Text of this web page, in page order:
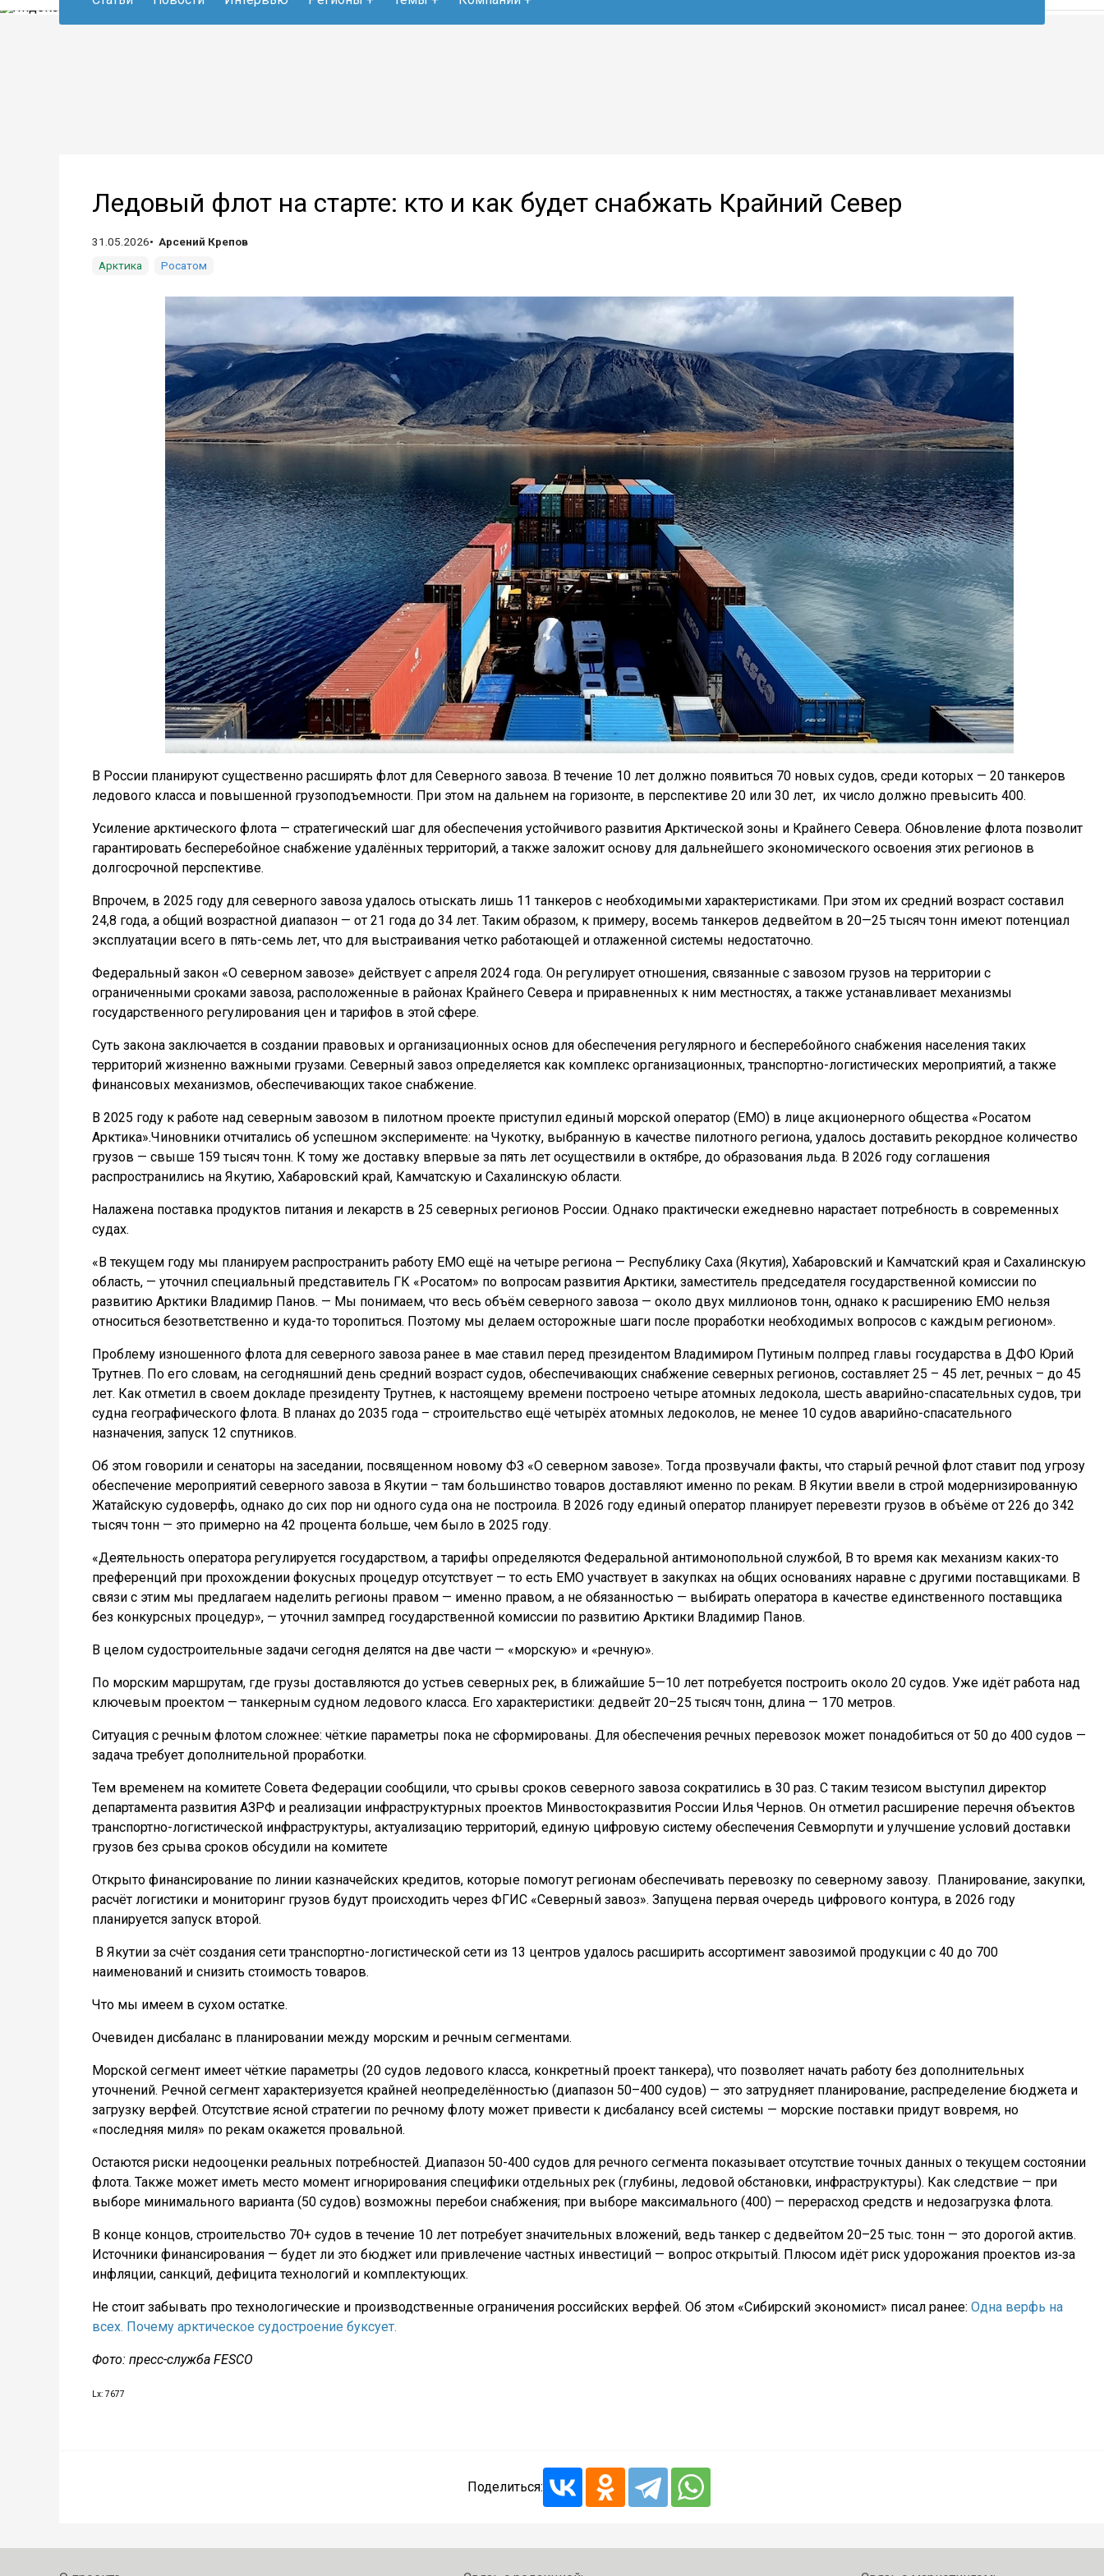
Ледовый флот на старте: кто и как будет снабжать Крайний Север
31.05.2026
Арсений Крепов
Арктика
Росатом
В России планируют существенно расширять флот для Северного завоза. В течение 10 лет должно появиться 70 новых судов, среди которых — 20 танкеров
ледового класса и повышенной грузоподъемности. При этом на дальнем на горизонте, в перспективе 20 или 30 лет, их число должно превысить 400.
Усиление арктического флота — стратегический шаг для обеспечения устойчивого развития Арктической зоны и Крайнего Севера. Обновление флота позволит
гарантировать бесперебойное снабжение удалённых территорий, а также заложит основу для дальнейшего экономического освоения этих регионов в
долгосрочной перспективе.
Впрочем, в 2025 году для северного завоза удалось отыскать лишь 11 танкеров с необходимыми характеристиками. При этом их средний возраст составил
24,8 года, а общий возрастной диапазон — от 21 года до 34 лет. Таким образом, к примеру, восемь танкеров дедвейтом в 20—25 тысяч тонн имеют потенциал
эксплуатации всего в пять-семь лет, что для выстраивания четко работающей и отлаженной системы недостаточно.
Федеральный закон «О северном завозе» действует с апреля 2024 года. Он регулирует отношения, связанные с завозом грузов на территории с
ограниченными сроками завоза, расположенные в районах Крайнего Севера и приравненных к ним местностях, а также устанавливает механизмы
государственного регулирования цен и тарифов в этой сфере.
Суть закона заключается в создании правовых и организационных основ для обеспечения регулярного и бесперебойного снабжения населения таких
территорий жизненно важными грузами. Северный завоз определяется как комплекс организационных, транспортно-логистических мероприятий, а также
финансовых механизмов, обеспечивающих такое снабжение.
В 2025 году к работе над северным завозом в пилотном проекте приступил единый морской оператор (ЕМО) в лице акционерного общества «Росатом
Арктика».Чиновники отчитались об успешном эксперименте: на Чукотку, выбранную в качестве пилотного региона, удалось доставить рекордное количество
грузов — свыше 159 тысяч тонн. К тому же доставку впервые за пять лет осуществили в октябре, до образования льда. В 2026 году соглашения
распространились на Якутию, Хабаровский край, Камчатскую и Сахалинскую области.
Налажена поставка продуктов питания и лекарств в 25 северных регионов России. Однако практически ежедневно нарастает потребность в современных
судах.
«В текущем году мы планируем распространить работу ЕМО ещё на четыре региона — Республику Саха (Якутия), Хабаровский и Камчатский края и Сахалинскую
область, — уточнил специальный представитель ГК «Росатом» по вопросам развития Арктики, заместитель председателя государственной комиссии по
развитию Арктики Владимир Панов. — Мы понимаем, что весь объём северного завоза — около двух миллионов тонн, однако к расширению ЕМО нельзя
относиться безответственно и куда-то торопиться. Поэтому мы делаем осторожные шаги после проработки необходимых вопросов с каждым регионом».
Проблему изношенного флота для северного завоза ранее в мае ставил перед президентом Владимиром Путиным полпред главы государства в ДФО Юрий
Трутнев. По его словам, на сегодняшний день средний возраст судов, обеспечивающих снабжение северных регионов, составляет 25 – 45 лет, речных – до 45
лет. Как отметил в своем докладе президенту Трутнев, к настоящему времени построено четыре атомных ледокола, шесть аварийно-спасательных судов, три
судна географического флота. В планах до 2035 года – строительство ещё четырёх атомных ледоколов, не менее 10 судов аварийно-спасательного
назначения, запуск 12 спутников.
Об этом говорили и сенаторы на заседании, посвященном новому ФЗ «О северном завозе». Тогда прозвучали факты, что старый речной флот ставит под угрозу
обеспечение мероприятий северного завоза в Якутии – там большинство товаров доставляют именно по рекам. В Якутии ввели в строй модернизированную
Жатайскую судоверфь, однако до сих пор ни одного суда она не построила. В 2026 году единый оператор планирует перевезти грузов в объёме от 226 до 342
тысяч тонн — это примерно на 42 процента больше, чем было в 2025 году.
«Деятельность оператора регулируется государством, а тарифы определяются Федеральной антимонопольной службой, В то время как механизм каких-то
преференций при прохождении фокусных процедур отсутствует — то есть ЕМО участвует в закупках на общих основаниях наравне с другими поставщиками. В
связи с этим мы предлагаем наделить регионы правом — именно правом, а не обязанностью — выбирать оператора в качестве единственного поставщика
без конкурсных процедур», — уточнил зампред государственной комиссии по развитию Арктики Владимир Панов.
В целом судостроительные задачи сегодня делятся на две части — «морскую» и «речную».
По морским маршрутам, где грузы доставляются до устьев северных рек, в ближайшие 5—10 лет потребуется построить около 20 судов. Уже идёт работа над
ключевым проектом — танкерным судном ледового класса. Его характеристики: дедвейт 20–25 тысяч тонн, длина — 170 метров.
Ситуация с речным флотом сложнее: чёткие параметры пока не сформированы. Для обеспечения речных перевозок может понадобиться от 50 до 400 судов —
задача требует дополнительной проработки.
Тем временем на комитете Совета Федерации сообщили, что срывы сроков северного завоза сократились в 30 раз. С таким тезисом выступил директор
департамента развития АЗРФ и реализации инфраструктурных проектов Минвостокразвития России Илья Чернов. Он отметил расширение перечня объектов
транспортно-логистической инфраструктуры, актуализацию территорий, единую цифровую систему обеспечения Севморпути и улучшение условий доставки
грузов без срыва сроков обсудили на комитете
Открыто финансирование по линии казначейских кредитов, которые помогут регионам обеспечивать перевозку по северному завозу. Планирование, закупки,
расчёт логистики и мониторинг грузов будут происходить через ФГИС «Северный завоз». Запущена первая очередь цифрового контура, в 2026 году
планируется запуск второй.
В Якутии за счёт создания сети транспортно-логистической сети из 13 центров удалось расширить ассортимент завозимой продукции с 40 до 700
наименований и снизить стоимость товаров.
Что мы имеем в сухом остатке.
Очевиден дисбаланс в планировании между морским и речным сегментами.
Морской сегмент имеет чёткие параметры (20 судов ледового класса, конкретный проект танкера), что позволяет начать работу без дополнительных
уточнений. Речной сегмент характеризуется крайней неопределённостью (диапазон 50–400 судов) — это затрудняет планирование, распределение бюджета и
загрузку верфей. Отсутствие ясной стратегии по речному флоту может привести к дисбалансу всей системы — морские поставки придут вовремя, но
«последняя миля» по рекам окажется провальной.
Остаются риски недооценки реальных потребностей. Диапазон 50-400 судов для речного сегмента показывает отсутствие точных данных о текущем состоянии
флота. Также может иметь место момент игнорирования специфики отдельных рек (глубины, ледовой обстановки, инфраструктуры). Как следствие — при
выборе минимального варианта (50 судов) возможны перебои снабжения; при выборе максимального (400) — перерасход средств и недозагрузка флота.
В конце концов, строительство 70+ судов в течение 10 лет потребует значительных вложений, ведь танкер с дедвейтом 20–25 тыс. тонн — это дорогой актив.
Источники финансирования — будет ли это бюджет или привлечение частных инвестиций — вопрос открытый. Плюсом идёт риск удорожания проектов из‑за
инфляции, санкций, дефицита технологий и комплектующих.
Не стоит забывать про технологические и производственные ограничения российских верфей. Об этом «Сибирский экономист» писал ранее: Одна верфь на
всех. Почему арктическое судостроение буксует.
Фото: пресс-служба FESCO
Lx: 7677
Поделиться: